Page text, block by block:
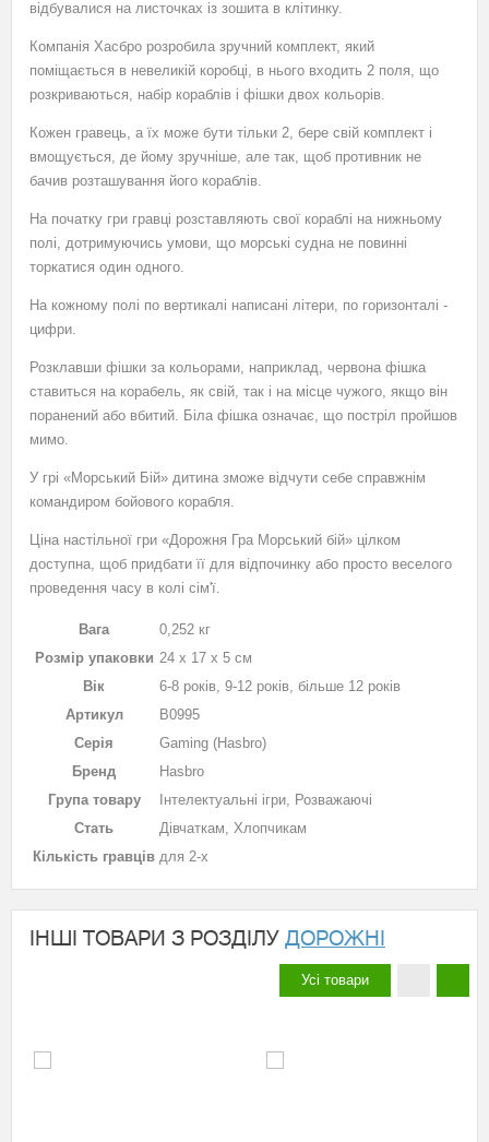
відбувалися на листочках із зошита в клітинку.
Компанія Хасбро розробила зручний комплект, який
поміщається в невеликій коробці, в нього входить 2 поля, що
розкриваються, набір кораблів і фішки двох кольорів.
Кожен гравець, а їх може бути тільки 2, бере свій комплект і
вмощується, де йому зручніше, але так, щоб противник не
бачив розташування його кораблів.
На початку гри гравці розставляють свої кораблі на нижньому
полі, дотримуючись умови, що морські судна не повинні
торкатися один одного.
На кожному полі по вертикалі написані літери, по горизонталі -
цифри.
Розклавши фішки за кольорами, наприклад, червона фішка
ставиться на корабель, як свій, так і на місце чужого, якщо він
поранений або вбитий. Біла фішка означає, що постріл пройшов
мимо.
У грі «Морський Бій» дитина зможе відчути себе справжнім
командиром бойового корабля.
Ціна настільної гри «Дорожня Гра Морський бій» цілком
доступна, щоб придбати її для відпочинку або просто веселого
проведення часу в колі сім'ї.
Вага
0,252 кг
Розмір упаковки 24 х 17 х 5 см
Вік
6-8 років, 9-12 років, більше 12 років
Артикул
B0995
Серія
Gaming (Hasbro)
Бренд
Hasbro
Група товару
Інтелектуальні ігри, Розважаючі
Стать
Дівчаткам, Хлопчикам
Кількість гравців для 2-х
ІНШІ ТОВАРИ З РОЗДІЛУ ДОРОЖНІ
Усі товари